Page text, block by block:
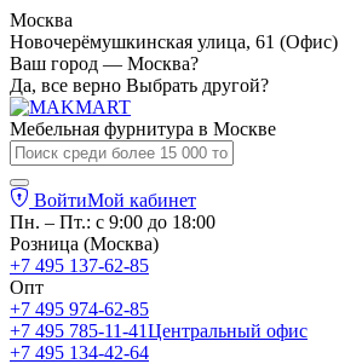
Москва
Новочерёмушкинская улица, 61 (Офис)
Ваш город — Москва?
Да, все верно Выбрать другой?
Мебельная фурнитура в Москве
ВойтиМой кабинет
Пн. – Пт.: с 9:00 до 18:00
Розница (Москва)
+7 495 137-62-85
Опт
+7 495 974-62-85
+7 495 785-11-41Центральный офис
+7 495 134-42-64